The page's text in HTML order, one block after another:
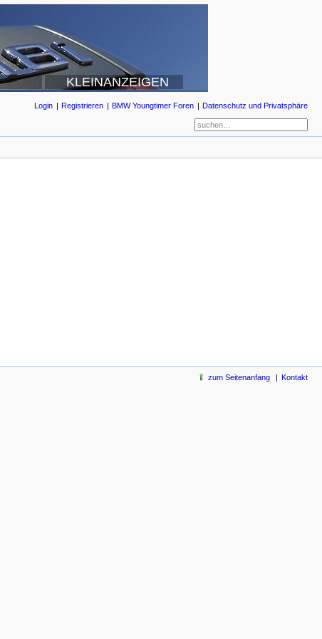
KLEINANZEIGEN
Login Registrieren BMW Youngtimer Foren Datenschutz und Privatsphäre
zum Seitenanfang Kontakt